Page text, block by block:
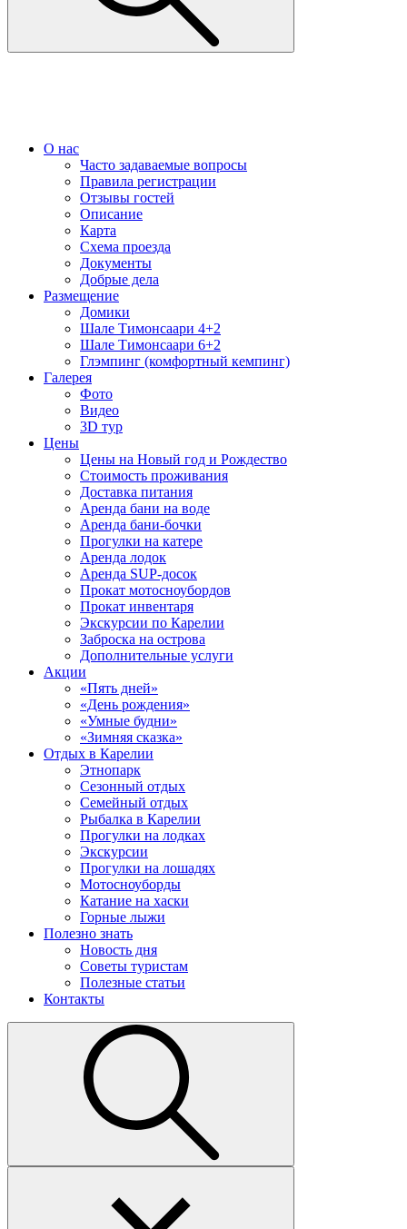
О нас
Часто задаваемые вопросы
Правила регистрации
Отзывы гостей
Описание
Карта
Схема проезда
Документы
Добрые дела
Размещение
Домики
Шале Тимонсаари 4+2
Шале Тимонсаари 6+2
Глэмпинг (комфортный кемпинг)
Галерея
Фото
Видео
3D тур
Цены
Цены на Новый год и Рождество
Стоимость проживания
Доставка питания
Аренда бани на воде
Аренда бани-бочки
Прогулки на катере
Аренда лодок
Аренда SUP-досок
Прокат мотосноубордов
Прокат инвентаря
Экскурсии по Карелии
Заброска на острова
Дополнительные услуги
Акции
«Пять дней»
«День рождения»
«Умные будни»
«Зимняя сказка»
Отдых в Карелии
Этнопарк
Сезонный отдых
Семейный отдых
Рыбалка в Карелии
Прогулки на лодках
Экскурсии
Прогулки на лошадях
Мотосноуборды
Катание на хаски
Горные лыжи
Полезно знать
Новость дня
Советы туристам
Полезные статьи
Контакты